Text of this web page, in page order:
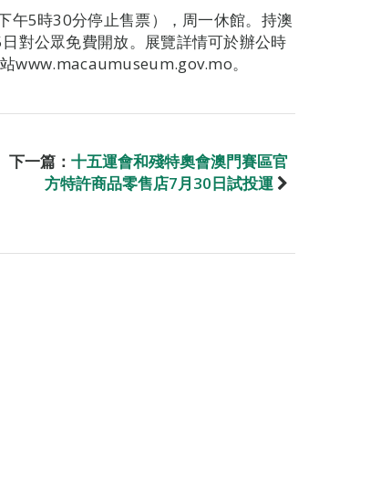
午5時30分停止售票），周一休館。持澳
對公眾免費開放。展覽詳情可於辦公時
www.macaumuseum.gov.mo。
下一篇： 十五運會和殘特奧會澳門賽區官
方特許商品零售店7月30日試投運